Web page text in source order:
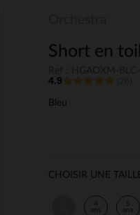
Short en
4.9
Bleu
CHOISIR UNE
4
ans
5
ans